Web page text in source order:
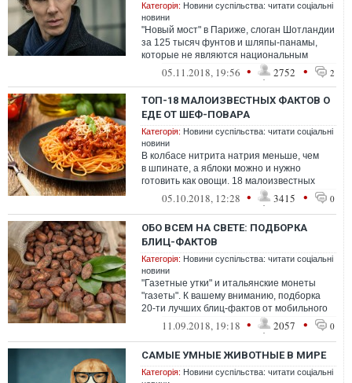
Категорія: Новини суспільства: читати соціальні
новини
"Новый мост" в Париже, слоган Шотландии
за 125 тысяч фунтов и шляпы-панамы,
которые не являются национальным
головным убором жителей Панамы. 20
05.11.2018, 19:56 • 2752 • 2
ТОП-18 МАЛОИЗВЕСТНЫХ ФАКТОВ О
ЕДЕ ОТ ШЕФ-ПОВАРА
Категорія: Новини суспільства: читати соціальні
новини
В колбасе нитрита натрия меньше, чем
в шпинате, а яблоки можно и нужно
готовить как овощи. 18 малоизвестных
фактов о еде от шеф-повара.
05.10.2018, 12:28 • 3415 • 0
ОБО ВСЕМ НА СВЕТЕ: ПОДБОРКА
БЛИЦ-ФАКТОВ
Категорія: Новини суспільства: читати соціальні
новини
"Газетные утки" и итальянские монеты
"газеты". К вашему вниманию, подборка
20-ти лучших блиц-фактов от мобильного
приложения Стаканчик.
11.09.2018, 19:18 • 2057 • 0
САМЫЕ УМНЫЕ ЖИВОТНЫЕ В МИРЕ
Категорія: Новини суспільства: читати соціальні